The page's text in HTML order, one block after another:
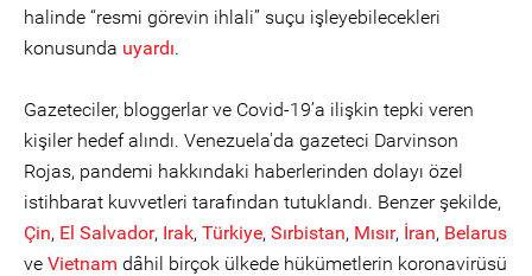
halinde “resmi görevin ihlali” suçu işleyebilecekleri
konusunda uyardı.
Gazeteciler, bloggerlar ve Covid-19’a ilişkin tepki veren
kişiler hedef alındı. Venezuela'da gazeteci Darvinson
Rojas, pandemi hakkındaki haberlerinden dolayı özel
istihbarat kuvvetleri tarafından tutuklandı. Benzer şekilde,
Çin, El Salvador, Irak, Türkiye, Sırbistan, Mısır, İran, Belarus
ve Vietnam dâhil birçok ülkede hükümetlerin koronavirüsü